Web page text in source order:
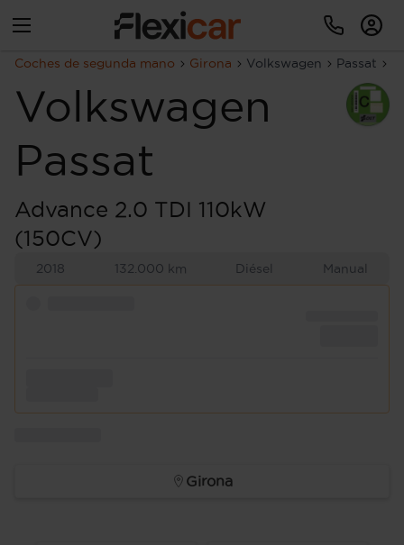
Coches de segunda mano Girona Volkswagen Passat
Volkswagen
Passat
Advance 2.0 TDI 110kW
(150CV)
2018 132.000 km Diésel Manual
Girona